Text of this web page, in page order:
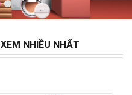
XEM NHIỀU NHẤT